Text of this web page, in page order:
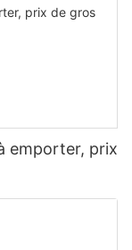
emporter, prix